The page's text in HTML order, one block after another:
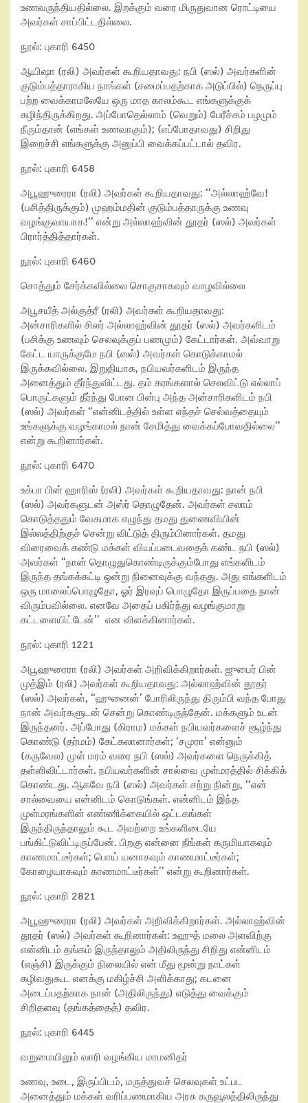
உணவருந்தியதில்லை. இறக்கும் வரை மிருதுவான ரொட்டியை
அவர்கள் சாப்பிட்டதில்லை.
நூல்: புகாரி 6450
ஆயிஷா (ரலி) அவர்கள் கூறியதாவது: நபி (ஸல்) அவர்களின்
குடும்பத்தாராகிய நாங்கள் (சமைப்பதற்காக அடுப்பில்) நெருப்பு
பற்ற வைக்காமலேயே ஒரு மாத காலம்கூட எங்களுக்குக்
கழிந்திருக்கிறது. அப்போதெல்லாம் (வெறும்) பேரீச்சம் பழமும்
நீரும்தான் (எங்கள் உணவாகும்); (எப்போதாவது) சிறிது
இறைச்சி எங்களுக்கு அனுப்பி வைக்கப்பட்டால் தவிர.
நூல்: புகாரி 6458
அபூஹுரைரா (ரலி) அவர்கள் கூறியதாவது: ‘‘அல்லாஹ்வே!
(பசித்திருக்கும்) முஹம்மதின் குடும்பத்தாருக்கு உணவு
வழங்குவாயாக!’’ என்று அல்லாஹ்வின் தூதர் (ஸல்) அவர்கள்
பிரார்த்தித்தார்கள்.
நூல்: புகாரி 6460
சொத்தும் சேர்க்கவில்லை சொகுசாகவும் வாழவில்லை
அபூசயீத் அல்குத்ரீ (ரலி) அவர்கள் கூறியதாவது:
அன்சாரிகளில் சிலர் அல்லாஹ்வின் தூதர் (ஸல்) அவர்களிடம்
(பசிக்கு உணவும் செலவுக்குப் பணமும்) கேட்டார்கள். அவ்வாறு
கேட்ட யாருக்குமே நபி (ஸல்) அவர்கள் கொடுக்காமல்
இருக்கவில்லை. இறுதியாக, நபியவர்களிடம் இருந்த
அனைத்தும் தீர்ந்துவிட்டது. தம் கரங்களால் செலவிட்டு எல்லாப்
பொருட்களும் தீர்ந்து போன பின்பு அந்த அன்சாரிகளிடம் நபி
(ஸல்) அவர்கள் “என்னிடத்தில் உள்ள எந்தச் செல்வத்தையும்
உங்களுக்கு வழங்காமல் நான் சேமித்து வைக்கப்போவதில்லை’’
என்று கூறினார்கள்.
நூல்: புகாரி 6470
உக்பா பின் ஹாரிஸ் (ரலி) அவர்கள் கூறியதாவது: நான் நபி
(ஸல்) அவர்களுடன் அஸ்ர் தொழுதேன். அவர்கள் சலாம்
கொடுத்ததும் வேகமாக எழுந்து தமது துணைவியின்
இல்லத்திற்குச் சென்று விட்டுத் திரும்பினார்கள். தமது
விரைவைக் கண்டு மக்கள் வியப்படைவதைக் கண்ட நபி (ஸல்)
அவர்கள் “நான் தொழுதுகொண்டிருக்கும்போது எங்களிடம்
இருந்த தங்கக்கட்டி ஒன்று நினைவுக்கு வந்தது. அது எங்களிடம்
ஒரு மாலைப்பொழுதோ, ஓர் இரவுப் பொழுதோ இருப்பதை நான்
விரும்பவில்லை. எனவே அதைப் பகிர்ந்து வழங்குமாறு
கட்டளையிட்டேன்’’ என விளக்கினார்கள்.
நூல்: புகாரி 1221
அபூஹுரைரா (ரலி) அவர்கள் அறிவிக்கிறார்கள். ஜுபைர் பின்
முத்இம் (ரலி) அவர்கள் கூறியதாவது: அல்லாஹ்வின் தூதர்
(ஸல்) அவர்கள், “ஹுனைன்’ போரிலிருந்து திரும்பி வந்த போது
நான் அவர்களுடன் சென்று கொண்டிருந்தேன். மக்களும் உடன்
இருந்தனர். அப்போது (கிராம) மக்கள் நபியவர்களைச் சூழ்ந்து
கொண்டு (தர்மம்) கேட்கலானார்கள்; ‘சமுரா’ என்னும்
(கருவேல) முள் மரம் வரை நபி (ஸல்) அவர்களை நெருக்கித்
தள்ளிவிட்டார்கள். நபியவர்களின் சால்வை முள்மரத்தில் சிக்கிக்
கொண்டது. ஆகவே நபி (ஸல்) அவர்கள் சற்று நின்று, ‘‘என்
சால்வையை என்னிடம் கொடுங்கள். என்னிடம் இந்த
முள்மரங்களின் எண்ணிக்கையில் ஒட்டகங்கள்
இருந்திருந்தாலும் கூட அவற்றை உங்களிடையே
பங்கிட்டுவிட்டிருப்பேன். பிறகு என்னை நீங்கள் கருமியாகவும்
காணமாட்டீர்கள்; பொய் யனாகவும் காணமாட்டீர்கள்;
கோழையாகவும் காணமாட்டீர்கள்’’ என்று கூறினார்கள்.
நூல்: புகாரி 2821
அபூஹுரைரா (ரலி) அவர்கள் அறிவிக்கிறார்கள். அல்லாஹ்வின்
தூதர் (ஸல்) அவர்கள் கூறினார்கள்: உஹுத் மலை அளவிற்கு
என்னிடம் தங்கம் இருந்தாலும் அதிலிருந்து சிறிது என்னிடம்
(எஞ்சி) இருக்கும் நிலையில் என் மீது மூன்று நாட்கள்
கழிவதுகூட எனக்கு மகிழ்ச்சி அளிக்காது; கடனை
அடைப்பதற்காக நான் (அதிலிருந்து) எடுத்து வைக்கும்
சிறிதளவு (தங்கத்தைத்) தவிர.
நூல்: புகாரி 6445
வறுமையிலும் வாரி வழங்கிய மாமனிதர்
உணவு, உடை, இருப்பிடம், மருத்துவச் செலவுகள் உட்பட
அனைத்தும் மக்கள் வரிப்பணமாகிய அரசு கருவூலத்திலிருந்து